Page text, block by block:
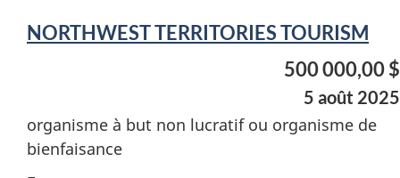
NORTHWEST TERRITORIES TOURISM
500 000,00 $
5 août 2025
organisme à but non lucratif ou organisme de
bienfaisance